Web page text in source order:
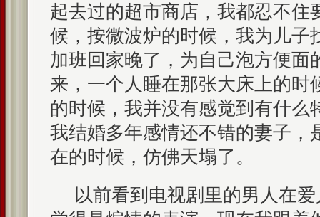
起去过的超市商店，我都忍不住
候，按微波炉的时候，我为儿子
加班回家晚了，为自己泡方便面
来，一个人睡在那张大床上的时
的时候，我并没有感觉到有什么
我结婚多年感情还不错的妻子，
在的时候，仿佛天塌了。
以前看到电视剧里的男人在